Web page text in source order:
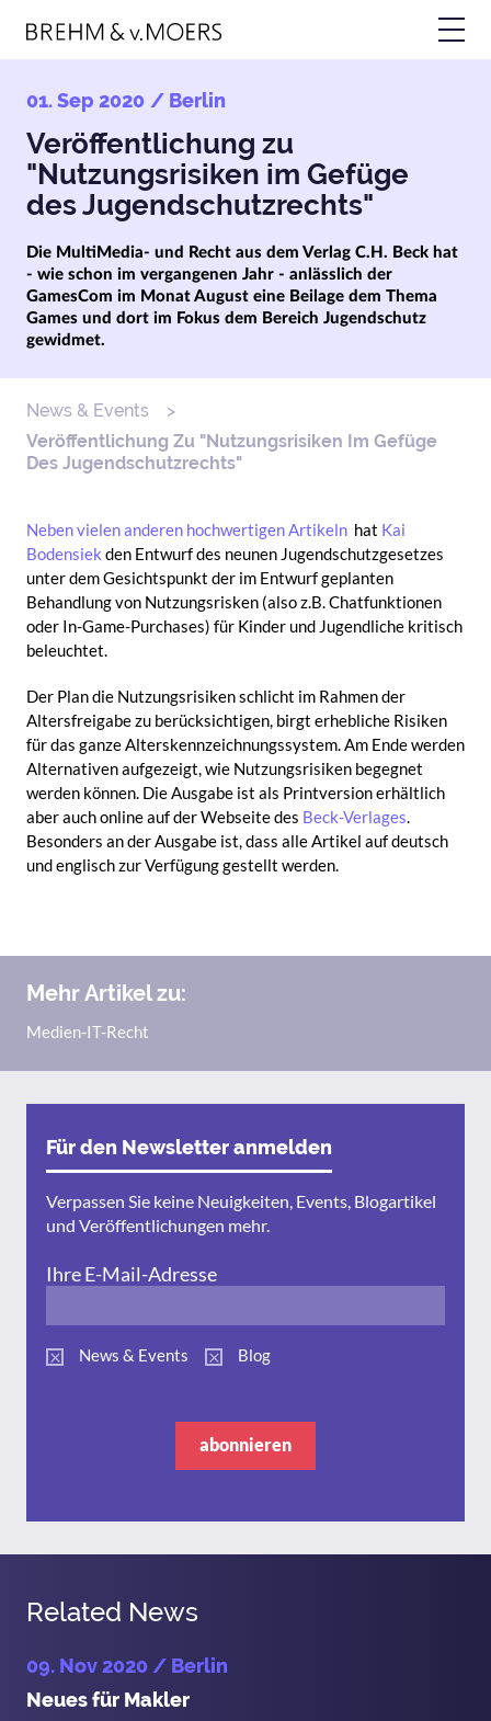
main
01. Sep 2020 / Berlin
Veröffentlichung zu
"Nutzungsrisiken im Gefüge
des Jugendschutzrechts"
Die MultiMedia- und Recht aus dem Verlag C.H. Beck hat
- wie schon im vergangenen Jahr - anlässlich der
GamesCom im Monat August eine Beilage dem Thema
Games und dort im Fokus dem Bereich Jugendschutz
gewidmet.
Breadcrumb
News & Events
Veröffentlichung Zu "Nutzungsrisiken Im Gefüge
Des Jugendschutzrechts"
Text
Neben vielen anderen hochwertigen Artikeln hat Kai
Bodensiek den Entwurf des neunen Jugendschutzgesetzes
unter dem Gesichtspunkt der im Entwurf geplanten
Behandlung von Nutzungsrisken (also z.B. Chatfunktionen
oder In-Game-Purchases) für Kinder und Jugendliche kritisch
beleuchtet.
Der Plan die Nutzungsrisiken schlicht im Rahmen der
Altersfreigabe zu berücksichtigen, birgt erhebliche Risiken
für das ganze Alterskennzeichnungssystem. Am Ende werden
Alternativen aufgezeigt, wie Nutzungsrisiken begegnet
werden können. Die Ausgabe ist als Printversion erhältlich
aber auch online auf der Webseite des Beck-Verlages.
Besonders an der Ausgabe ist, dass alle Artikel auf deutsch
und englisch zur Verfügung gestellt werden.
Mehr Artikel zu:
Medien-IT-Recht
Für den Newsletter anmelden
Verpassen Sie keine Neuigkeiten, Events, Blogartikel
und Veröffentlichungen mehr.
Ihre E-Mail-Adresse
News & Events Blog
abonnieren
Related News
09. Nov 2020 / Berlin
Neues für Makler